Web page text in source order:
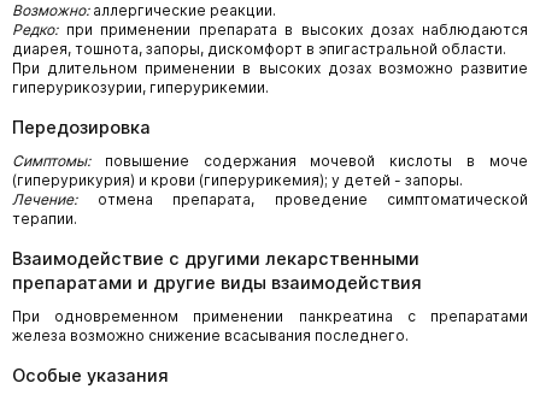
Возможно:аллергические реакции.
Редко:при применении препарата в высоких дозах наблюдаются
диарея, тошнота, запоры, дискомфорт в эпигастральной области.
При длительном применении в высоких дозах возможно развитие
гиперурикозурии, гиперурикемии.
Передозировка
Симптомы:повышение содержания мочевой кислоты в моче
(гиперурикурия) и крови (гиперурикемия); у детей - запоры.
Лечение:отмена препарата, проведение симптоматической
терапии.
Взаимодействие с другими лекарственными
препаратами и другие виды взаимодействия
При одновременном применении панкреатина с препаратами
железа возможно снижение всасывания последнего.
Особые указания